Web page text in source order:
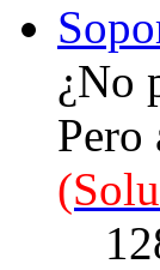
¿No
Pero